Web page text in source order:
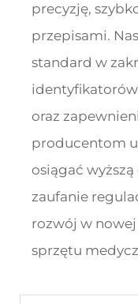
precyzję,
przepisami.
standard w
oraz
producentom
osiągać
zaufanie
rozwój w
sprzętu